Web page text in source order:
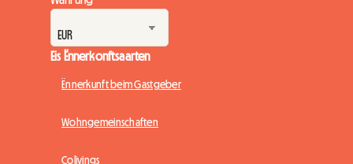
Eis Ënnerkonftsaarten
Ënnerkunft beim Gastgeber
Wohngemeinschaften
Colivings